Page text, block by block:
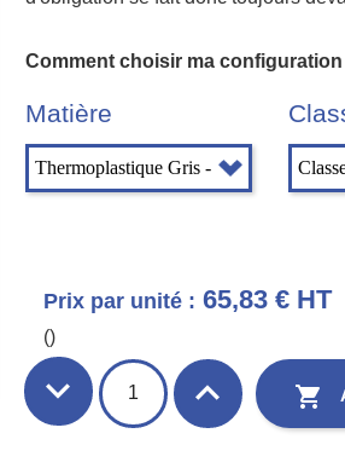
Comment choisir ma configuration
Matière
Prix par unité : 65,83 € HT
()
